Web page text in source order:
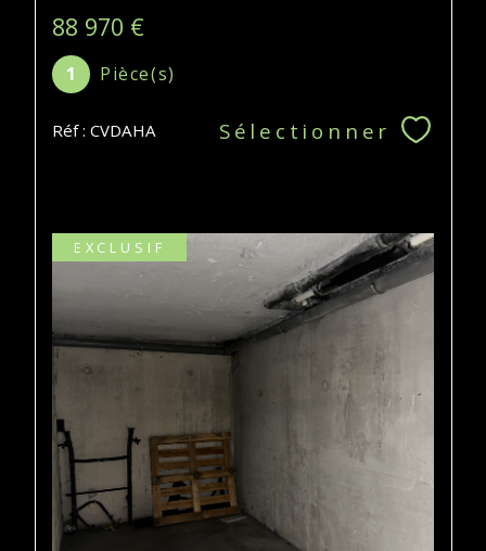
88 970 €
1 Pièce(s)
Réf : CVDAHA Sélectionner
EXCLUSIF